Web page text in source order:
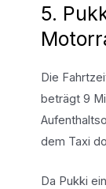
5.
Die
beträgt 9
dem Taxi
Da Pukki